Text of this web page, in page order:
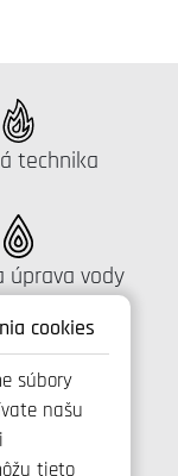
cookies
súbory
našu
tieto
technika
úprava vody